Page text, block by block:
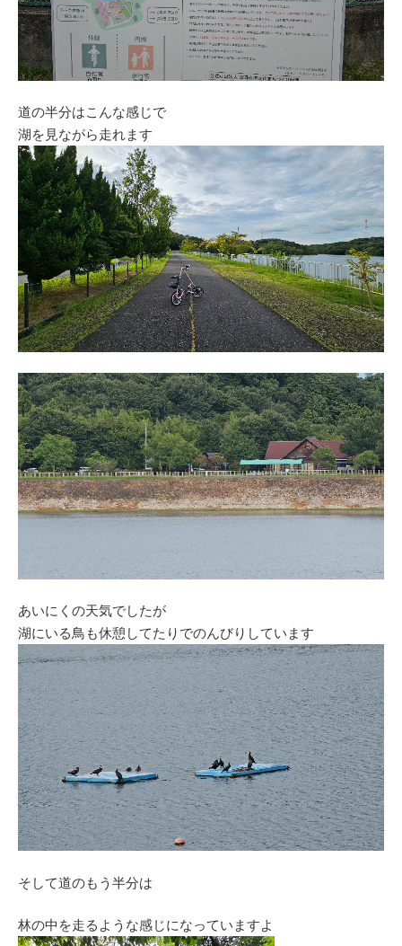
道の半分はこんな感じで
湖を見ながら走れます
あいにくの天気でしたが
湖にいる鳥も休憩してたりでのんびりしています
そして道のもう半分は
林の中を走るような感じになっていますよ